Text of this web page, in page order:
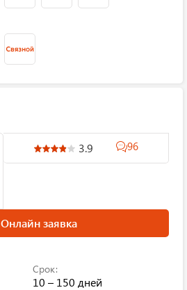
3.9 96
Онлайн заявка
Срок:
10 – 150 дней